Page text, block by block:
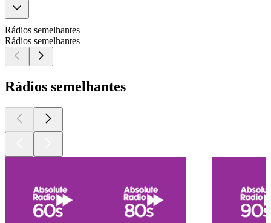
Rádios semelhantes
Rádios semelhantes
Rádios semelhantes